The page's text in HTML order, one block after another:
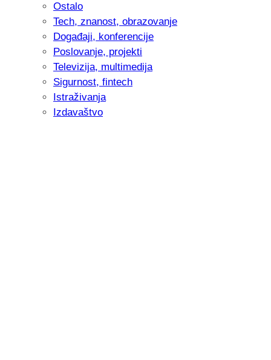
Ostalo
Tech, znanost, obrazovanje
Događaji, konferencije
Poslovanje, projekti
Televizija, multimedija
Sigurnost, fintech
Istraživanja
Izdavaštvo